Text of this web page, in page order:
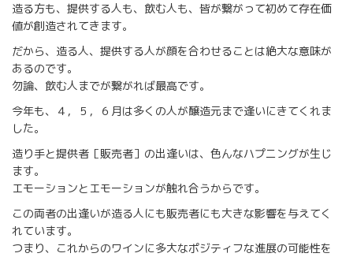
造る方も、提供する人も、飲む人も、皆が繋がって初めて存在価
値が創造されてきます。
だから、造る人、提供する人が顔を合わせることは絶大な意味が
あるのです。
勿論、飲む人までが繋がれば最高です。
今年も、４，５，６月は多くの人が醸造元まで逢いにきてくれま
した。
造り手と提供者［販売者］の出逢いは、色んなハプニングが生じ
ます。
エモーションとエモーションが触れ合うからです。
この両者の出逢いが造る人にも販売者にも大きな影響を与えてく
れています。
つまり、これからのワインに多大なポジティフな進展の可能性を